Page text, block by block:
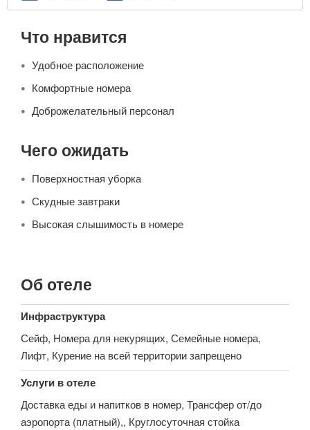
Что нравится
Удобное расположение
Комфортные номера
Доброжелательный персонал
Чего ожидать
Поверхностная уборка
Скудные завтраки
Высокая слышимость в номере
Об отеле
Инфраструктура
Сейф, Номера для некурящих, Семейные номера,
Лифт, Курение на всей территории запрещено
Услуги в отеле
Доставка еды и напитков в номер, Трансфер от/до
аэропорта (платный),, Круглосуточная стойка